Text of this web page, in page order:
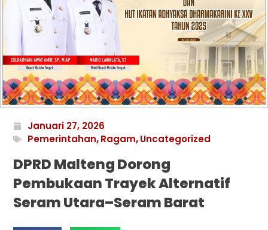
Januari 27, 2026
Pemerintahan,Ragam,Uncategorized
DPRD Malteng Dorong
Pembukaan Trayek Alternatif
Seram Utara–Seram Barat